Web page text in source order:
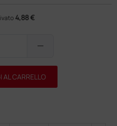
4,88 €
remove
AL CARRELLO